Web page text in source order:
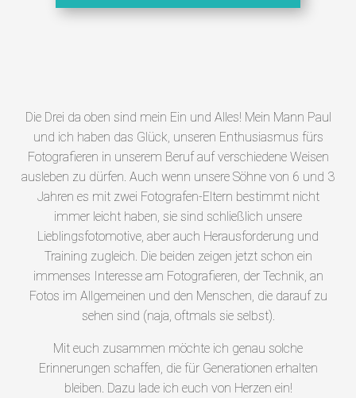
Die Drei da oben sind mein Ein und Alles! Mein Mann Paul
und ich haben das Glück, unseren Enthusiasmus fürs
Fotografieren in unserem Beruf auf verschiedene Weisen
ausleben zu dürfen. Auch wenn unsere Söhne von 6 und 3
Jahren es mit zwei Fotografen-Eltern bestimmt nicht
immer leicht haben, sie sind schließlich unsere
Lieblingsfotomotive, aber auch Herausforderung und
Training zugleich. Die beiden zeigen jetzt schon ein
immenses Interesse am Fotografieren, der Technik, an
Fotos im Allgemeinen und den Menschen, die darauf zu
sehen sind (naja, oftmals sie selbst).
Mit euch zusammen möchte ich genau solche
Erinnerungen schaffen, die für Generationen erhalten
bleiben. Dazu lade ich euch von Herzen ein!